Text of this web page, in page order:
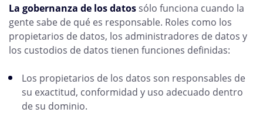
La gobernanza de los datossólo funciona cuando la
gente sabe de qué es responsable. Roles como los
propietarios de datos, los administradores de datos y
los custodios de datos tienen funciones definidas:
Los propietarios de los datos son responsables de
su exactitud, conformidad y uso adecuado dentro
de su dominio.